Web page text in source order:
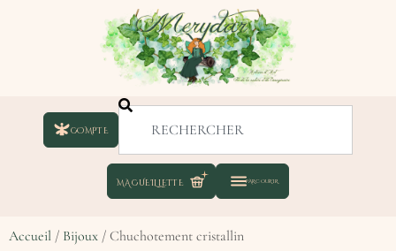
COMPTE
Accueil / Bijoux / Chuchotement cristallin